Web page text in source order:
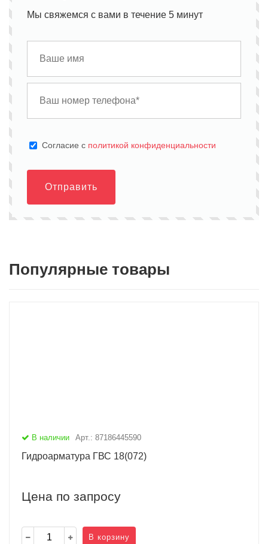
Мы свяжемся с вами в течение 5 минут
Cогласие с политикой конфиденциальности
Отправить
Популярные товары
В наличии Арт.: 87186445590
Гидроарматура ГВС 18(072)
Цена по запросу
В корзину